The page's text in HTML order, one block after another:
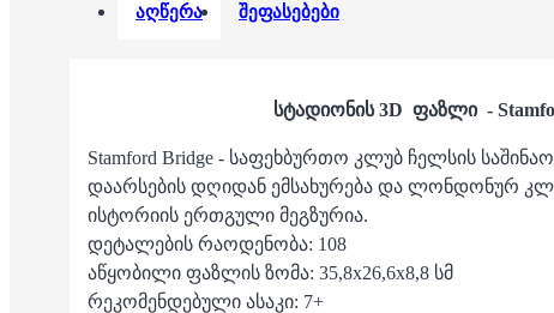
აღწერა შეფასებები
სტადიონის 3D ფაზლი -
Stamford Bridge - საფეხბურთო კლუბ ჩელსის
დაარსების დღიდან ემსახურება და ლონდონურ
ისტორიის ერთგული მეგზურია.
დეტალების რაოდენობა: 108
აწყობილი ფაზლის ზომა: 35,8x26,6x8,8 სმ
რეკომენდებული ასაკი: 7+